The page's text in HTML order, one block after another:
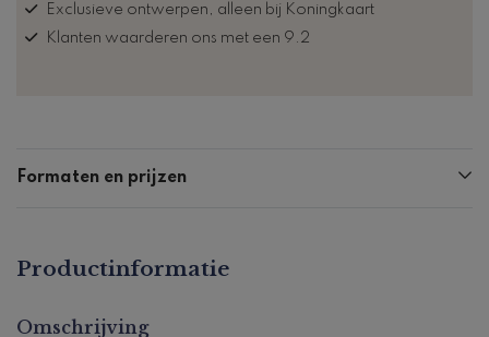
Exclusieve ontwerpen, alleen bij Koningkaart
Klanten waarderen ons met een 9.2
Formaten en prijzen
Productinformatie
Omschrijving